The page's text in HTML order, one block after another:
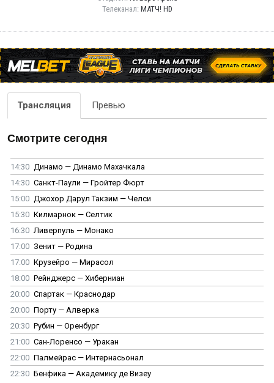
Телеканал: МАТЧ! HD
Трансляция Превью
Смотрите сегодня
14:30 Динамо — Динамо Махачкала
14:30 Санкт-Паули — Гройтер Фюрт
15:00 Джохор Дарул Такзим — Челси
15:30 Килмарнок — Селтик
16:30 Ливерпуль — Монако
17:00 Зенит — Родина
17:00 Крузейро — Мирасол
18:00 Рейнджерс — Хиберниан
20:00 Спартак — Краснодар
20:00 Порту — Алверка
20:30 Рубин — Оренбург
21:00 Сан-Лоренсо — Уракан
22:00 Палмейрас — Интернасьонал
22:30 Бенфика — Академику де Визеу